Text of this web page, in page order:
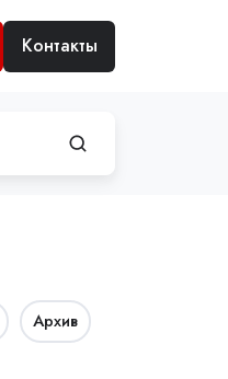
Контакты
Архив